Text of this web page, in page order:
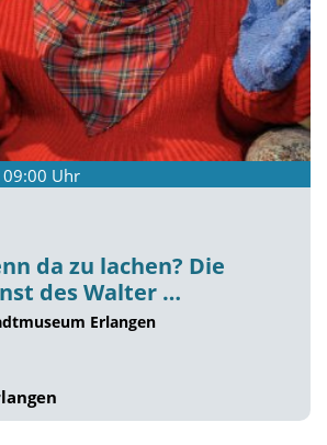
Uhr
da zu lachen? Die
des Walter …
Erlangen